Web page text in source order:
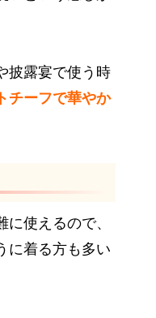
披露宴で使う時
チーフで華やか
使えるので、
に着る方も多い